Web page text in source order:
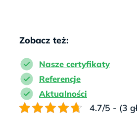
Zobacz też:
Nasze certyfikaty
Referencje
Aktualności
4.7/5 - (3